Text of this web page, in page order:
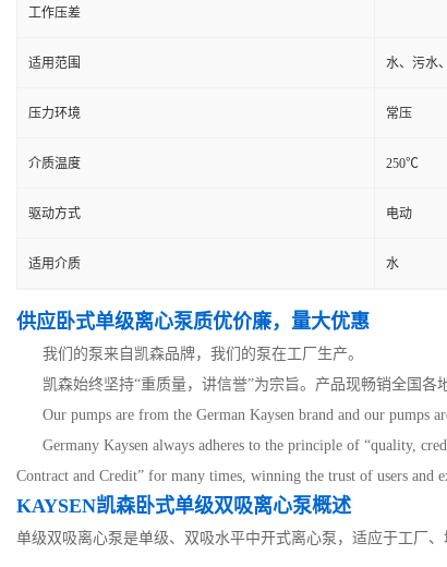
工作压差
适用范围 水、污水
压力环境 常压
介质温度 250℃
驱动方式 电动
适用介质 水
供应卧式单级离心泵质优价廉，量大优惠
我们的泵来自凯森品牌，我们的泵在工厂生产。
凯森始终坚持“重质量，讲信誉”为宗旨。产品现畅销全国
Our pumps are from the German Kaysen brand and our pumps
Germany Kaysen always adheres to the principle of “quality,
Contract and Credit” for many times, winning the trust of users and
KAYSEN凯森卧式单级双吸离心泵概述
单级双吸离心泵是单级、双吸水平中开式离心泵，适应于工厂